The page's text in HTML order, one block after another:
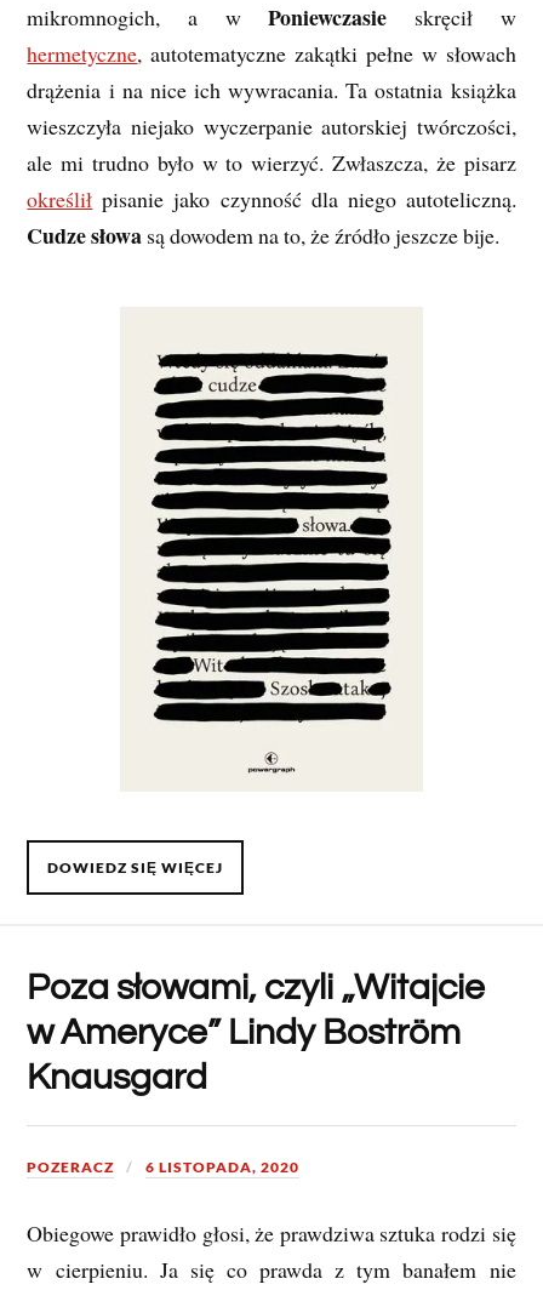
mikromnogich, a wPoniewczasie skręcił w
hermetyczne, autotematyczne zakątki pełne w słowach
drążenia i na nice ich wywracania. Ta ostatnia książka
wieszczyła niejako wyczerpanie autorskiej twórczości,
ale mi trudno było w to wierzyć. Zwłaszcza, że pisarz
określił pisanie jako czynność dla niego autoteliczną.
Cudze słowa są dowodem na to, że źródło jeszcze bije.
DOWIEDZ SIĘ WIĘCEJ
Poza słowami, czyli „Witajcie
w Ameryce” Lindy Boström
Knausgard
POZERACZ 6 LISTOPADA, 2020
Obiegowe prawidło głosi, że prawdziwa sztuka rodzi się
w cierpieniu. Ja się co prawda z tym banałem nie